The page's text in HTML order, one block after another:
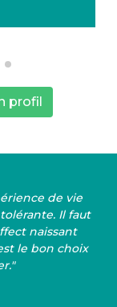
profil
de vie
Il faut
naissant
le bon choix